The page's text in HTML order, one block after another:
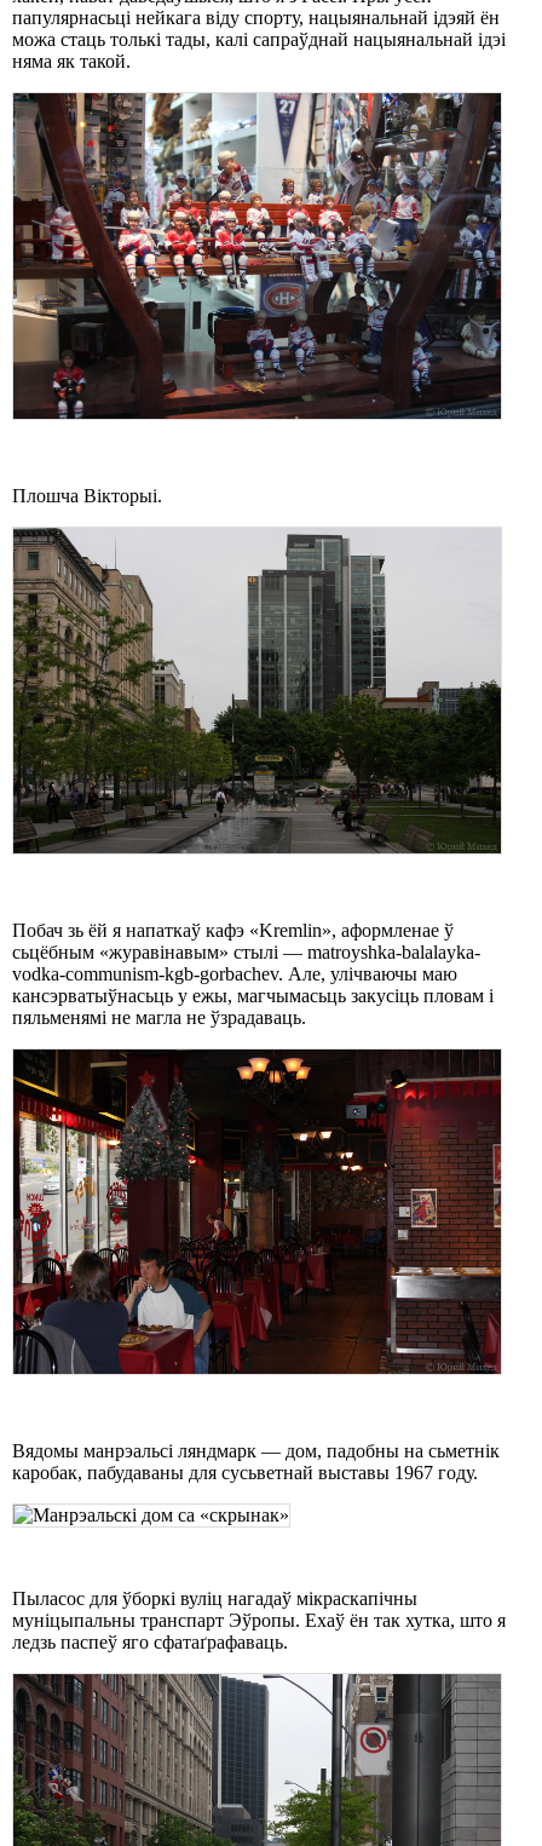
папулярнасьці нейкага віду спорту, нацыянальнай ідэяй ён
можа стаць толькі тады, калі сапраўднай нацыянальнай ідэі
няма як такой.
Плошча Вікторыі.
Побач зь ёй я напаткаў кафэ «Kremlin», аформленае ў
сьцёбным «журавінавым» стылі — matroyshka-balalayka-
vodka-communism-kgb-gorbachev. Але, улічваючы маю
кансэрватыўнасьць у ежы, магчымасьць закусіць пловам і
пяльменямі не магла не ўзрадаваць.
Вядомы манрэальсі ляндмарк — дом, падобны на сьметнік
каробак, пабудаваны для сусьветнай выставы 1967 году.
Пыласос для ўборкі вуліц нагадаў мікраскапічны
муніцыпальны транспарт Эўропы. Ехаў ён так хутка, што я
ледзь паспеў яго сфатаґрафаваць.